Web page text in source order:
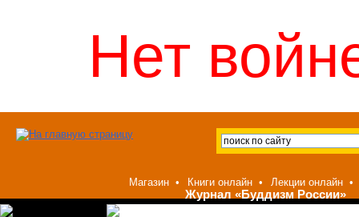
Магазин • Книги онлайн • Лекции онлайн •
Журнал «Буддизм России»
Нет